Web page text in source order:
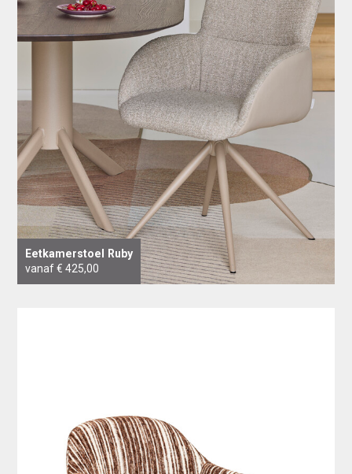
Eetkamerstoel Ruby
vanaf € 425,00